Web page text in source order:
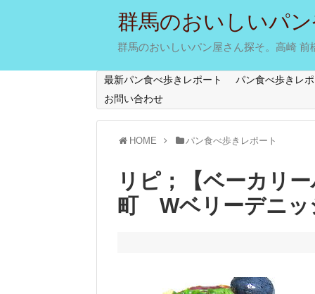
群馬のおいしいパ
群馬のおいしいパン屋さん探そ。高崎
最新パン食べ歩きレポート
パン食べ歩きレ
お問い合わせ
HOME パン食べ歩きレポート
リピ；【ベーカリ
町 Wベリーデニッ